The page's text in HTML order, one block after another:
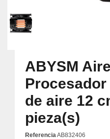
ABYSM
de aire 12
pieza(s)
Referencia AB832406